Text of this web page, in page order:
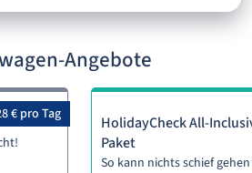
Angebote
€ pro Tag
HolidayCheck All-
Paket
So kann nichts schief